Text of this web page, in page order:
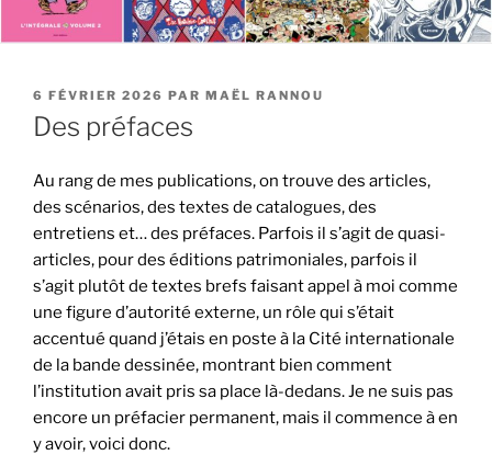
PUBLIÉ
LE
6 FÉVRIER 2026 PAR MAËL RANNOU
Des préfaces
Au rang de mes publications, on trouve des articles,
des scénarios, des textes de catalogues, des
entretiens et… des préfaces. Parfois il s’agit de quasi-
articles, pour des éditions patrimoniales, parfois il
s’agit plutôt de textes brefs faisant appel à moi comme
une figure d’autorité externe, un rôle qui s’était
accentué quand j’étais en poste à la Cité internationale
de la bande dessinée, montrant bien comment
l’institution avait pris sa place là-dedans. Je ne suis pas
encore un préfacier permanent, mais il commence à en
y avoir, voici donc.